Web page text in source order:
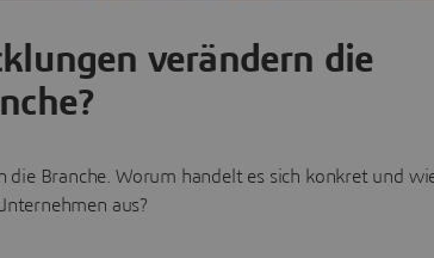
verändern die
Branche. Worum handelt es sich konkret und
aus?